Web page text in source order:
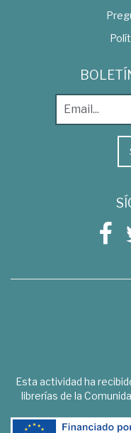
Esta actividad ha
librerías de la